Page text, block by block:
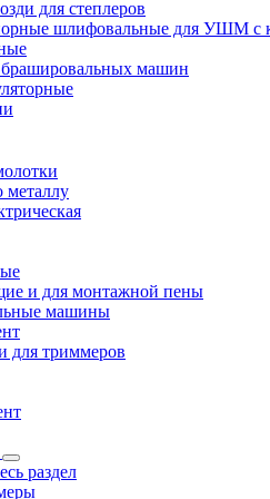
для степлеров
шлифовальные для УШМ с
машин
металлу
и для монтажной пены
машины
для триммеров
раздел